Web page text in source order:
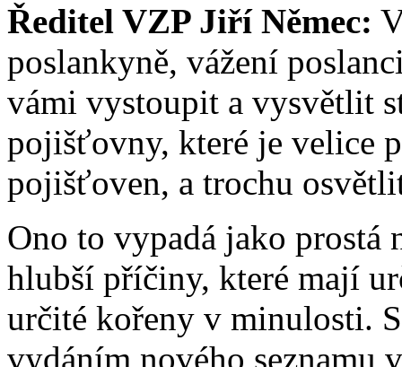
Ředitel VZP Jiří Němec:
poslankyně, vážení
vámi vystoupit a vysvětlit
pojišťovny, které je velice
pojišťoven, a trochu
Ono to vypadá jako prostá
hlubší příčiny, které mají
určité kořeny v minulosti.
vydáním nového seznamu